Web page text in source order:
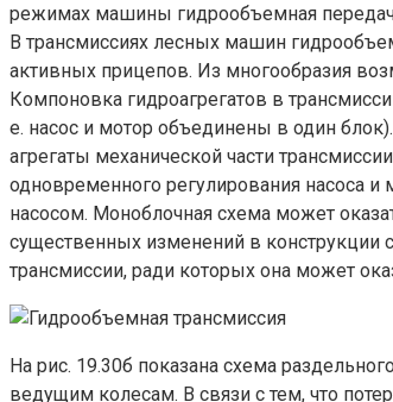
режимах машины гидрообъемная
В трансмиссиях лесных машин
активных прицепов. Из многообразия
Компоновка гидроагрегатов в
е. насос и мотор объединены в один
агрегаты механической части
одновременного регулирования насоса
насосом. Моноблочная схема может
существенных изменений в
трансмиссии, ради которых она может
На рис. 19.30б показана схема
ведущим колесам. В связи с тем, что